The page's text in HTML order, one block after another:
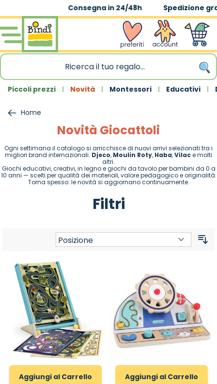
Spedizione gratuita|sopra 59,90€
Salta al contenuto
wishlist Account Carrello
Piccoli prezzi Novità Montessori Educativi
Home
Novità Giocattoli
Ogni settimana il catalogo si arricchisce di nuovi arrivi selezionati tra i
migliori brand internazionali: Djeco, Moulin Roty, Haba,Vilace molti
altri.
Giochi educativi, creativi, in legno e giochi da tavolo per bambini da 0 a
10 anni — scelti per qualità dei materiali, valore pedagogico e originalità.
Torna spesso: le novità si aggiornano continuamente.
Filtri
Aggiungi al Carrello Aggiungi al Carrello